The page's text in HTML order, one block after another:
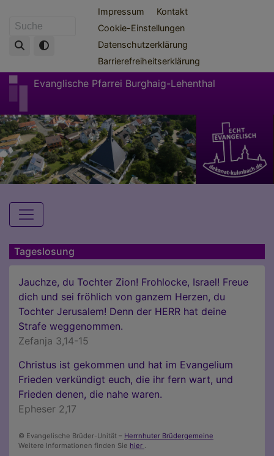
zum
Suche
Fußbereichsmenü
Impressum
Kontakt
Cookie-Einstellungen
Datenschutzerklärung
Barrierefreiheitserklärung
Evanglische Pfarrei Burghaig-Lehenthal
Hauptnavigation
Tageslosung
Jauchze, du Tochter Zion! Frohlocke, Israel! Freue
dich und sei fröhlich von ganzem Herzen, du
Tochter Jerusalem! Denn der HERR hat deine
Strafe weggenommen.
Zefanja 3,14-15
Christus ist gekommen und hat im Evangelium
Frieden verkündigt euch, die ihr fern wart, und
Frieden denen, die nahe waren.
Epheser 2,17
© Evangelische Brüder-Unität – Herrnhuter Brüdergemeine
Weitere Informationen finden Sie hier .